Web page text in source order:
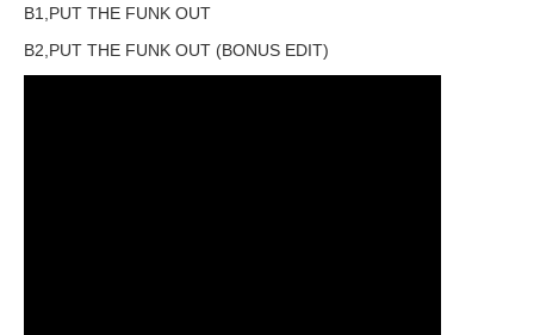
B1,PUT THE FUNK OUT
B2,PUT THE FUNK OUT (BONUS EDIT)